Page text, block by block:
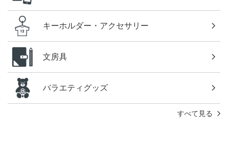
キーホルダー・アクセサリー
文房具
バラエティグッズ
すべて見る